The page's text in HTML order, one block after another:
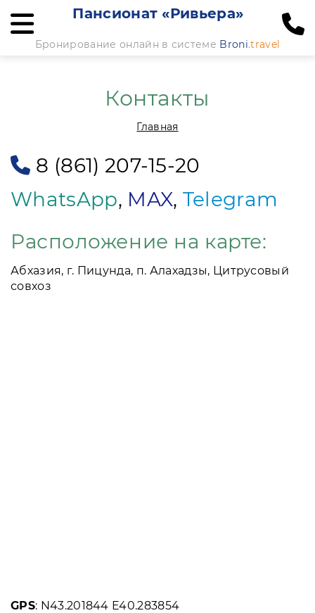
Пансионат «Ривьера»
Бронирование онлайн в системе Broni.travel
Контакты
Главная
8 (861) 207-15-20
WhatsApp, MAX, Telegram
Расположение на карте:
Абхазия, г. Пицунда, п. Алахадзы, Цитрусовый
совхоз
GPS: N43.201844 E40.283854